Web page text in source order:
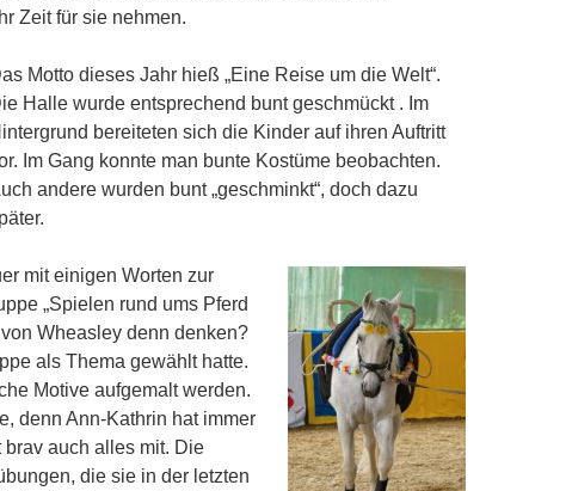
Zeit für sie nehmen.
Motto dieses Jahr hieß „Eine Reise um die Welt“.
Halle wurde entsprechend bunt geschmückt . Im
bereiteten sich die Kinder auf ihren Auftritt
Im Gang konnte man bunte Kostüme beobachten.
andere wurden bunt „geschminkt“, doch dazu
mit einigen Worten zur
„Spielen rund ums Pferd
Wheasley denn denken?
als Thema gewählt hatte.
Motive aufgemalt werden.
denn Ann-Kathrin hat immer
auch alles mit. Die
die sie in der letzten